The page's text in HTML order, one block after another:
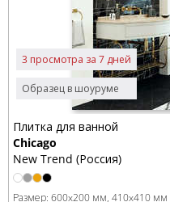
Образец в шоуруме
3 просмотра за 7 дней
Плитка для ванной
Chicago
New Trend (Россия)
Размер: 600x200 мм 410x410 мм